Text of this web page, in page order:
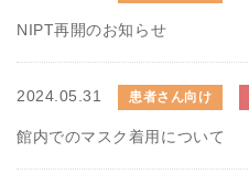
NIPT再開のお知らせ
2024.05.31 患者さん向け
館内でのマスク着用について